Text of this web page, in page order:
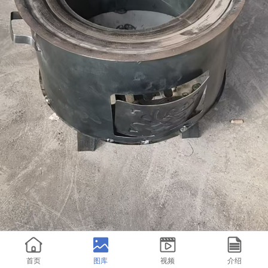
后退
首页 图库 视频 介绍